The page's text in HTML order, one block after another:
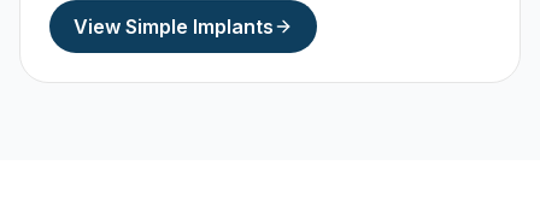
View Simple Implants